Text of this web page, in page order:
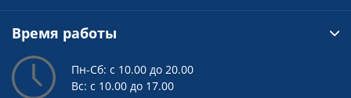
Время работы
Пн-Сб: с 10.00 до 20.00
Вс: с 10.00 до 17.00